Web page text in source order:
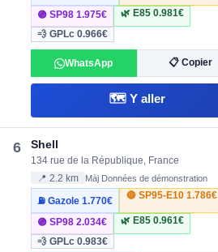
🟣 SP981.975€ 🌿 E85 0.981€
💨 GPLc0.966€
WhatsApp 📋 Copier
🗺️ Y aller
6 Shell
134 rue de la République, France
📍 2.2 km Màj Données de démonstration
⛽ Gazole1.770€
🔴 SP95-E10 1.786€
🟣 SP982.034€ 🌿 E85 0.961€
💨 GPLc0.983€